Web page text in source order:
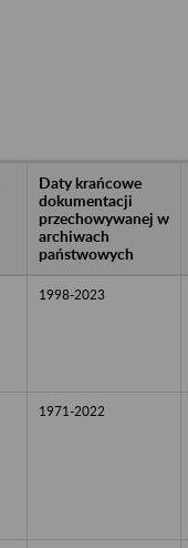
Daty krańcowe
dokumentacji
przechowywanej w
archiwach
państwowych
1998-2023
1971-2022